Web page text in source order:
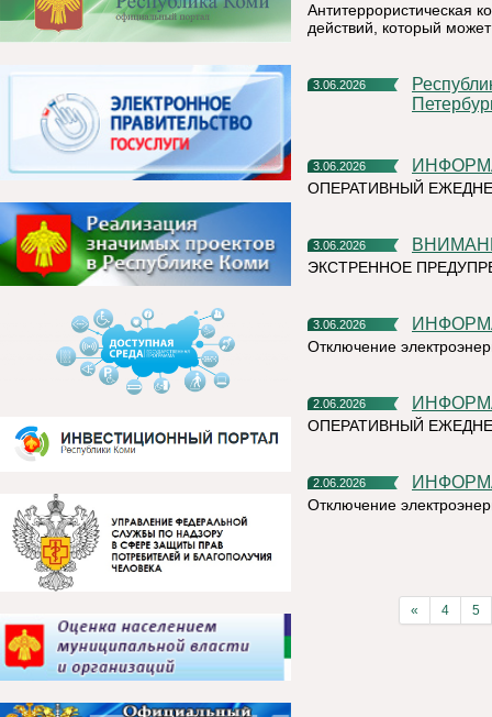
Антитеррористическая
действий, который
3.06.2026
Республика Коми представит свой потенциал на XXIX
3.06.2026
ОПЕРАТИВНЫЙ
3.06.2026
ЭКСТРЕННОЕ
3.06.2026
Отключение
2.06.2026
ОПЕРАТИВНЫЙ
2.06.2026
Отключение
« 4 5